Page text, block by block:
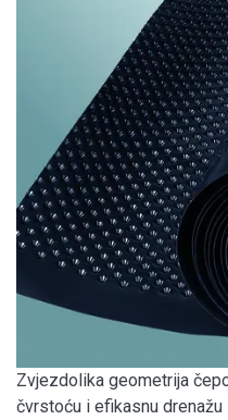
Zvjezdolika geometrija
čvrstoću i efikasnu